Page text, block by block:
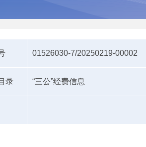
01526030-7/20250219-00002
录 “三公”经费信息